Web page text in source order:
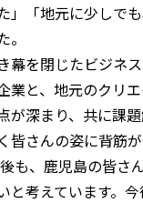
」「地元に少しで
幕を閉じたビジネ
業と、地元のクリ
が深まり、共に課
皆さんの姿に背筋が
も、鹿児島の皆さ
と考えています。